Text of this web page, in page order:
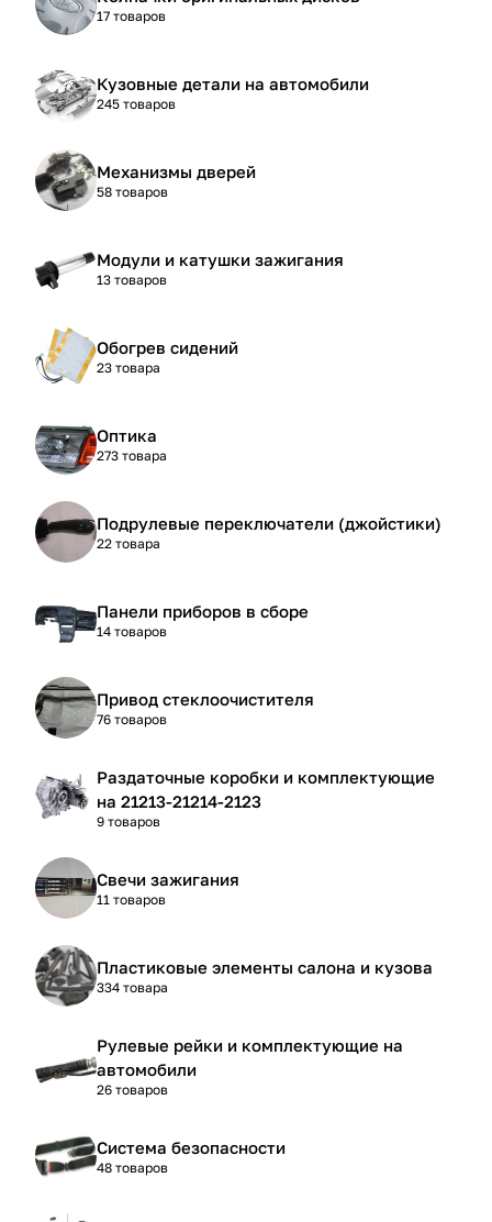
17 товаров
Кузовные детали на автомобили
245 товаров
Механизмы дверей
58 товаров
Модули и катушки зажигания
13 товаров
Обогрев сидений
23 товара
Оптика
273 товара
Подрулевые переключатели (джойстики)
22 товара
Панели приборов в сборе
14 товаров
Привод стеклоочистителя
76 товаров
Раздаточные коробки и комплектующие
на 21213-21214-2123
9 товаров
Свечи зажигания
11 товаров
Пластиковые элементы салона и кузова
334 товара
Рулевые рейки и комплектующие на
автомобили
26 товаров
Система безопасности
48 товаров